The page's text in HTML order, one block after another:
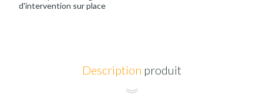
d'intervention sur place
Description produit